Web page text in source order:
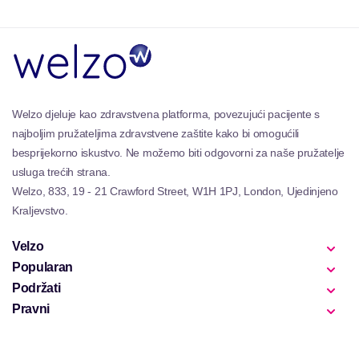
Welzo djeluje kao zdravstvena platforma, povezujući pacijente s
najboljim pružateljima zdravstvene zaštite kako bi omogućili
besprijekorno iskustvo. Ne možemo biti odgovorni za naše pružatelje
usluga trećih strana.
Welzo, 833, 19 - 21 Crawford Street, W1H 1PJ, London, Ujedinjeno
Kraljevstvo.
Velzo
Popularan
Podržati
Pravni